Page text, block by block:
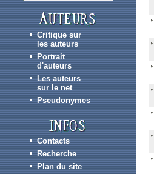
Critique sur
les auteurs
Portrait
d'auteurs
Les auteurs
sur le net
Pseudonymes
Contacts
Recherche
Plan du site